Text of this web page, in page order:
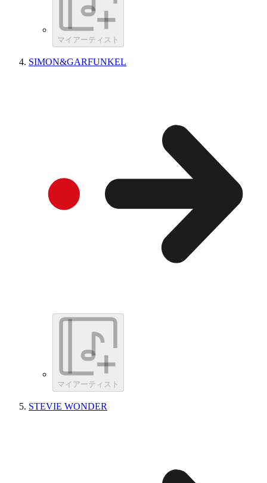
マイアーティスト
SIMON&GARFUNKEL
マイアーティスト
STEVIE WONDER